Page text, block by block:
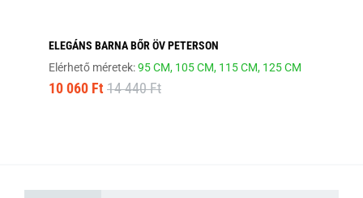
ELEGÁNS BARNA BŐR ÖV PETERSON
Elérhető méretek:95 CM, 105 CM, 115 CM, 125 CM
10 060 Ft 14 440 Ft